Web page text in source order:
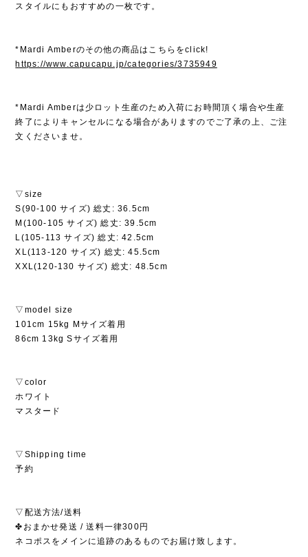
スタイルにもおすすめの一枚です。
*Mardi Amberのその他の商品はこちらをclick!
https://www.capucapu.jp/categories/3735949
*Mardi Amberは少ロット生産のため入荷にお時間頂く場合や生産
終了によりキャンセルになる場合がありますのでご了承の上、ご注
文くださいませ。
▽size
S(90-100 サイズ) 総丈: 36.5cm
M(100-105 サイズ) 総丈: 39.5cm
L(105-113 サイズ) 総丈: 42.5cm
XL(113-120 サイズ) 総丈: 45.5cm
XXL(120-130 サイズ) 総丈: 48.5cm
▽model size
101cm 15kg Mサイズ着用
86cm 13kg Sサイズ着用
▽color
ホワイト
マスタード
▽Shipping time
予約
▽配送方法/送料
✤おまかせ発送 / 送料一律300円
ネコポスをメインに追跡のあるものでお届け致します。